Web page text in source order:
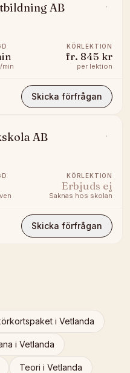
AB
min
KÖRLEKTION
fr. 845 kr
per lektion
Skicka förfrågan
AB
KÖRLEKTION
Erbjuds ej
Saknas hos skolan
Skicka förfrågan
i Vetlanda
i Vetlanda
Teori i Vetlanda